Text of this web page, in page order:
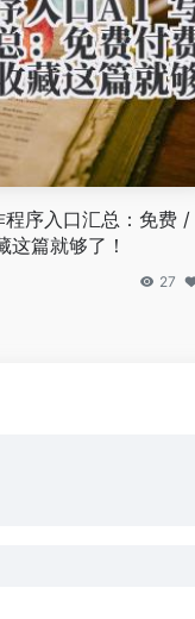
序入口汇总：免费 /
这篇就够了！
27